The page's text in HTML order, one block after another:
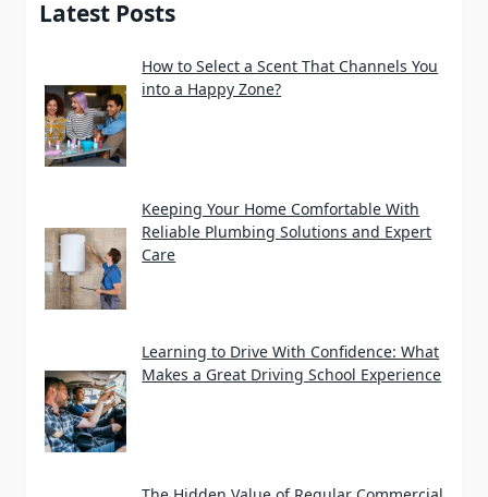
Latest Posts
How to Select a Scent That Channels You
into a Happy Zone?
Keeping Your Home Comfortable With
Reliable Plumbing Solutions and Expert
Care
Learning to Drive With Confidence: What
Makes a Great Driving School Experience